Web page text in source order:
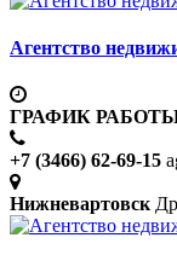
Агентство
ГРАФИК
+7 (3466) 62-69-15
Нижневартовск